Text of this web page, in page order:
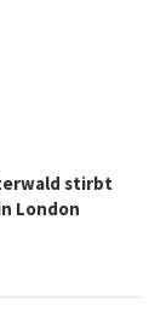
stirbt
London